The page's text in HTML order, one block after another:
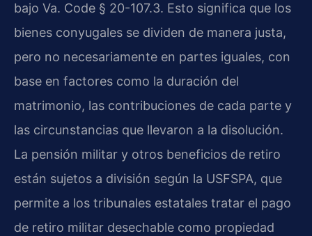
bajo Va. Code § 20-107.3. Esto significa que los
bienes conyugales se dividen de manera justa,
pero no necesariamente en partes iguales, con
base en factores como la duración del
matrimonio, las contribuciones de cada parte y
las circunstancias que llevaron a la disolución.
La pensión militar y otros beneficios de retiro
están sujetos a división según la USFSPA, que
permite a los tribunales estatales tratar el pago
de retiro militar desechable como propiedad